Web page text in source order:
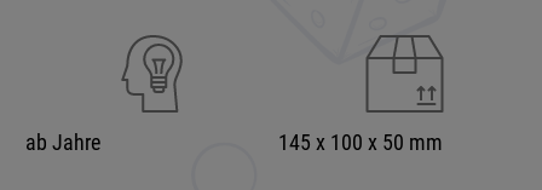
ab Jahre 145 x 100 x 50 mm